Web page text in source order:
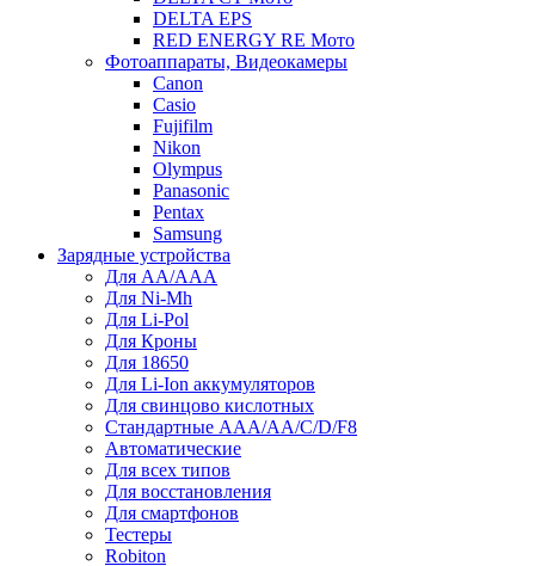
DELTA EPS
RED ENERGY RE Мото
Фотоаппараты, Видеокамеры
Canon
Casio
Fujifilm
Nikon
Olympus
Panasonic
Pentax
Samsung
Зарядные устройства
Для AA/AAA
Для Ni-Mh
Для Li-Pol
Для Кроны
Для 18650
Для Li-Ion аккумуляторов
Для свинцово кислотных
Стандартные ААА/АА/С/D/F8
Автоматические
Для всех типов
Для восстановления
Для смартфонов
Тестеры
Robiton